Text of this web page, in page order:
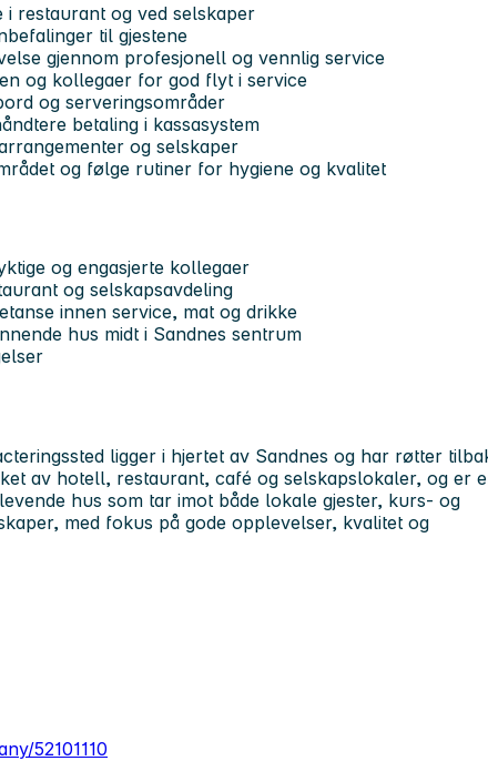
i restaurant og ved selskaper
til gjestene
gjennom profesjonell og vennlig service
og kollegaer for god flyt i service
og serveringsområder
betaling i kassasystem
og selskaper
og følge rutiner for hygiene og kvalitet
og engasjerte kollegaer
og selskapsavdeling
innen service, mat og drikke
hus midt i Sandnes sentrum
ligger i hjertet av Sandnes og har røtter
av hotell, restaurant, café og selskapslokaler, og er
hus som tar imot både lokale gjester, kurs- og
med fokus på gode opplevelser, kvalitet og
52101110